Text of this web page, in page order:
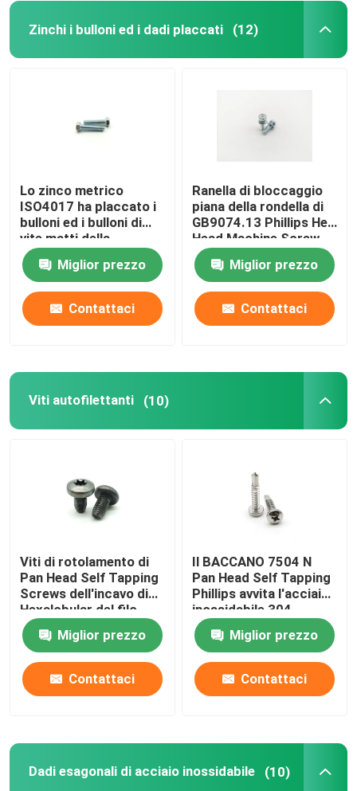
Prodotti
Circa noi
Controllo di qualità
Contattici
Richieda una citazione
L'acciaio inossidabile avvita i bulloni matti
Bulloni ad alta resistenza
Zinchi i bulloni ed i dadi placcati
Viti autofilettanti
Dadi esagonali di acciaio inossidabile
Fermi dell'energia eolica
Fermi del pannello solare
Controdadi di nylon dell'inserzione
Zinchi i bulloni ed i dadi placcati (12)
Lo zinco metrico
ISO4017 ha placcato i
bulloni ed i bulloni di
vite matti della
sfortuna del cappuccio
della sfortuna della
classe 8,8 BZP
luminosi
Miglior prezzo
Contattaci
Ranella di bloccaggio
piana della rondella di
GB9074.13 Phillips Hex
Head Machine Screw
Miglior prezzo
Contattaci
Viti autofilettanti (10)
Viti di rotolamento di
Pan Head Self Tapping
Screws dell'incavo di
Hexalobular del filo
Torx del triangolo
Miglior prezzo
Contattaci
Il BACCANO 7504 N
Pan Head Self Tapping
Phillips avvita l'acciaio
inossidabile 304
Miglior prezzo
Contattaci
Dadi esagonali di acciaio inossidabile (10)